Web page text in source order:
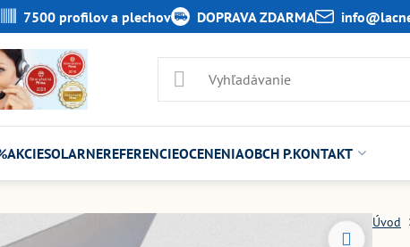
7500 profilov a plechov DOPRAVA ZDARMA
AKCIESOLARNEREFERENCIEOCENENIAOBCH P.KONTAKT
Úvod